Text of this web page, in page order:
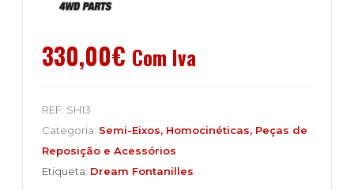
330,00€ Com Iva
REF: SH13
Categoria: Semi-Eixos, Homocinéticas, Peças de
Reposição e Acessórios
Etiqueta: Dream Fontanilles